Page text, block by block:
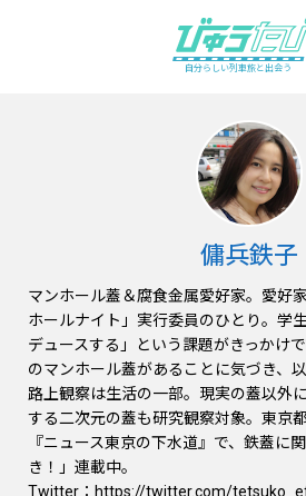
自分らしい列車旅と出会う
傭兵鉄子
マンホール蓋＆腐食金属愛好家。愛好
ホールナイト」実行委員のひとり。学
デュースする」という課題がきっかけ
のマンホール蓋があることに気づき、
路上観察は生活の一部。現実の蓋以外
する二次元の蓋も研究観察対象。東京
『ニュース東京の下水道』で、鉄蓋に
き！」連載中。
Twitter： https://twitter.com/